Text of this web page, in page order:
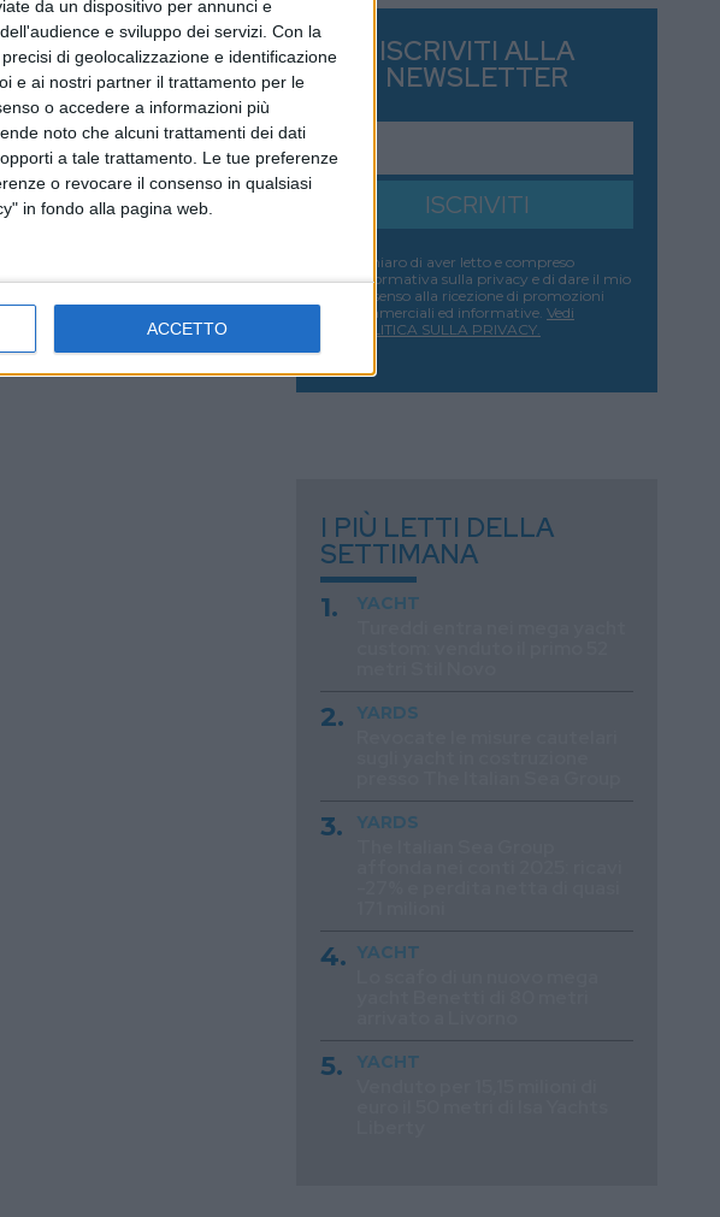
da un dispositivo per annunci e
e sviluppo dei servizi. Con la
di geolocalizzazione e identificazione
e ai nostri partner il trattamento per le
o accedere a informazioni più
noto che alcuni trattamenti dei dati
a tale trattamento. Le tue preferenze
o revocare il consenso in qualsiasi
in fondo alla pagina web.
ACCETTO
ISCRIVITI ALLA
NEWSLETTER
ISCRIVITI
Dichiaro di aver letto e compreso
l'informativa sulla privacy e di dare il mio
consenso alla ricezione di promozioni
commerciali ed informative. Vedi
POLITICA SULLA PRIVACY.
I PIÙ LETTI DELLA
SETTIMANA
YACHT
YARDS
YARDS
YACHT
YACHT